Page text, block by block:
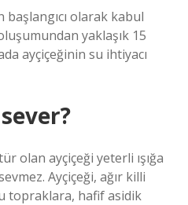
olarak kabul
yaklaşık 15
ayçiçeğinin su ihtiyacı
olan ayçiçeği yeterli ışığa
Ayçiçeği, ağır killi
topraklara, hafif asidik